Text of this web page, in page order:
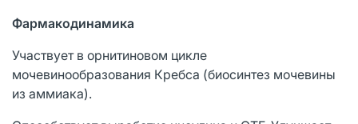
Фармакодинамика
Участвует в орнитиновом цикле
мочевинообразования Кребса (биосинтез мочевины
из аммиака).